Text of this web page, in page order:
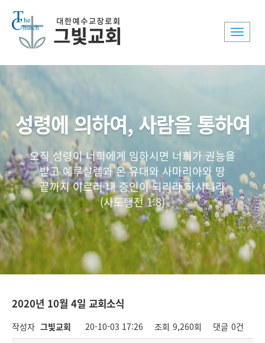
Toggle
성령에 의하여, 사람을 통하여
오직 성령이 너희에게 임하시면 너희가 권능을
받고 예루살렘과 온 유대와 사마리아와 땅
끝까지 이르러 내 증인이 되리라 하시니라
(사도행전 1:8)
2020년 10월 4일 교회소식
작성자 그빛교회 20-10-03 17:26 조회 9,260회 댓글 0건